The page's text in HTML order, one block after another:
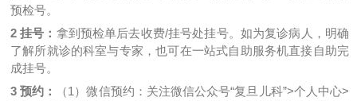
预检号。
2 挂号： 拿到预检单后去收费/挂号处挂号。如为复诊病人，明确
了解所就诊的科室与专家，也可在一站式自助服务机直接自助完
成挂号。
3 预约：
（1）微信预约：关注微信公众号“复旦儿科”>个人中心>